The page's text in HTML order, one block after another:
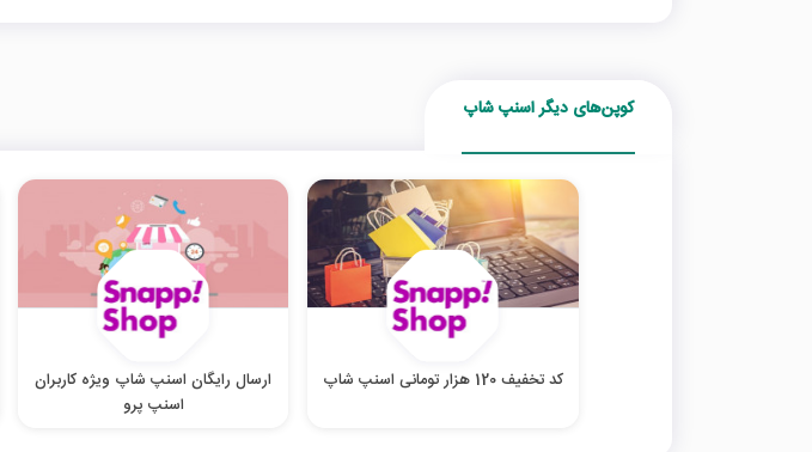
کوپن‌های دیگر اسنپ شاپ
کد تخفیف 120 هزار تومانی اسنپ شاپ
ارسال رایگان اسنپ شاپ ویژه کاربران
اسنپ پرو